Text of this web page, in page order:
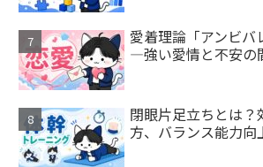
愛着理論「アンビバ
—強い愛情と不安の
閉眼片足立ちとは？
方、バランス能力向